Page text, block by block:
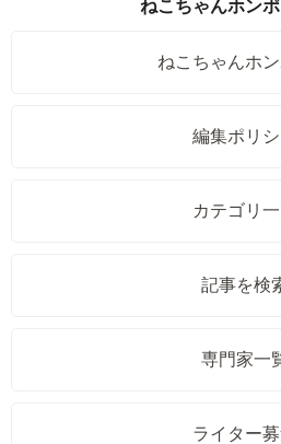
ねこちゃんホン
ねこちゃんホ
編集ポリ
カテゴリ
記事を検
専門家一
ライター